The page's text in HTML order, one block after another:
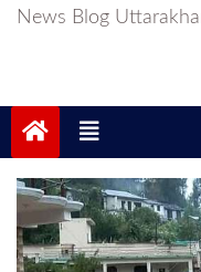
News Blog